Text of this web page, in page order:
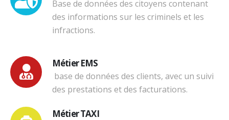
Base de données des citoyens contenant
des informations sur les criminels et les
infractions.
Métier EMS
base de données des clients, avec un suivi
des prestations et des facturations.
Métier TAXI